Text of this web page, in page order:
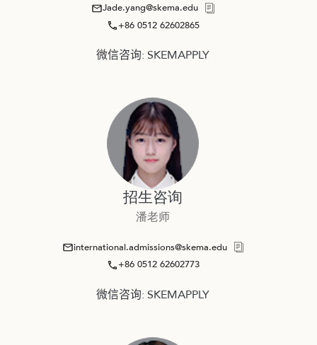
Jade.yang@skema.edu
+86 0512 62602865
微信咨询: SKEMAPPLY
招生咨询
潘老师
international.admissions@skema.edu
+86 0512 62602773
微信咨询: SKEMAPPLY